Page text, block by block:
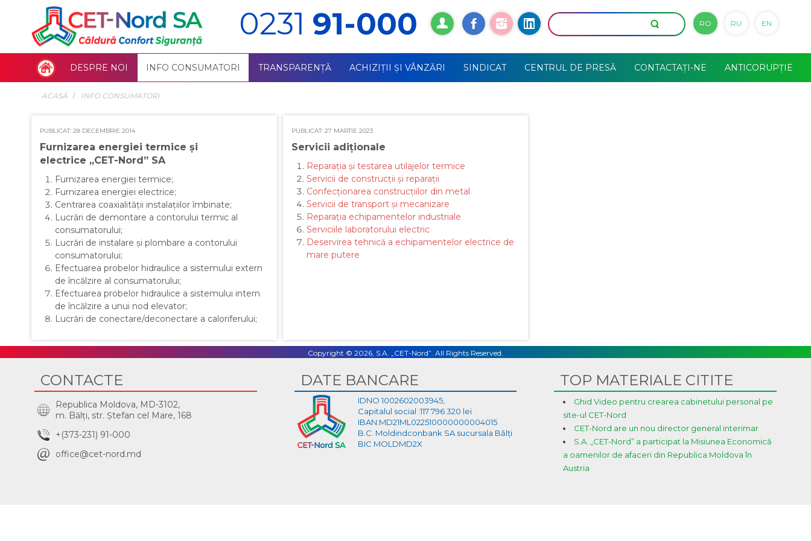
RO RU EN
0231 91-000
DESPRE NOI INFO CONSUMATORI TRANSPARENȚĂ ACHIZIŢII ŞI VÂNZĂRI SINDICAT СENTRUL DE PRESĂ CONTACTAȚI-NE ANTICORUPȚIE
ACASĂ INFO CONSUMATORI
Furnizarea energiei termice și
electrice „CET-Nord” SA
PUBLICAT: 28 DECEMBRIE 2014
Furnizarea energiei termice;
Furnizarea energiei electrice;
Centrarea coaxialității instalațiilor îmbinate;
Lucrări de demontare a contorului termic al
consumatorului;
Lucrări de instalare și plombare a contorului
consumatorului;
Efectuarea probelor hidraulice a sistemului extern
de încălzire al consumatorului;
Efectuarea probelor hidraulice a sistemului intern
de încălzire a unui nod elevator;
Lucrări de conectare/deconectare a caloriferului;
Servicii adiționale
PUBLICAT: 27 MARTIE 2023
Reparația și testarea utilajelor termice
Servicii de construcții și reparații
Confecționarea construcțiilor din metal
Servicii de transport și mecanizare
Reparația echipamentelor industriale
Serviciile laboratorului electric
Deservirea tehnică a echipamentelor electrice de
mare putere
Copyright © 2026, S.A. „CET-Nord”. All Rights Reserved.
CONTACTE
Republica Moldova, MD-3102,
m. Bălţi, str. Ştefan cel Mare, 168
+(373-231) 91-000
office@cet-nord.md
DATE BANCARE
IDNO 1002602003945,
Capitalul social :117 796 320 lei
IBAN:MD21ML022510000000004015
B.C. Moldindconbank SA sucursala Bălți
BIC MOLDMD2X
TOP MATERIALE CITITE
Ghid Video pentru crearea cabinetului personal pe
site-ul CET-Nord
CET-Nord are un nou director general interimar
S.A. „CET-Nord” a participat la Misiunea Economică
a oamenilor de afaceri din Republica Moldova în
Austria